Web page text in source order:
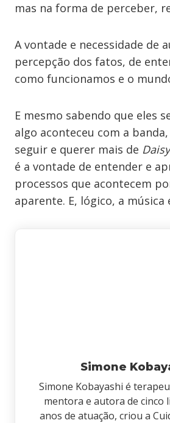
mas na forma de perceber,
A vontade e necessidade de
percepção dos fatos, de
como funcionamos e o
E mesmo sabendo que eles
algo aconteceu com a
seguir e querer mais de
é a vontade de entender e
processos que acontecem
aparente. E, lógico, a música
Simone
Simone Kobayashi é
mentora e autora de cinco
anos de atuação, criou a